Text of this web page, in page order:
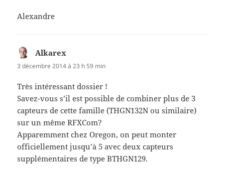
Alexandre
Alkarex
3 décembre 2014 à 23 h 59 min
Très intéressant dossier !
Savez-vous s’il est possible de combiner plus de 3
capteurs de cette famille (THGN132N ou similaire)
sur un même RFXCom?
Apparemment chez Oregon, on peut monter
officiellement jusqu’à 5 avec deux capteurs
supplémentaires de type BTHGN129.